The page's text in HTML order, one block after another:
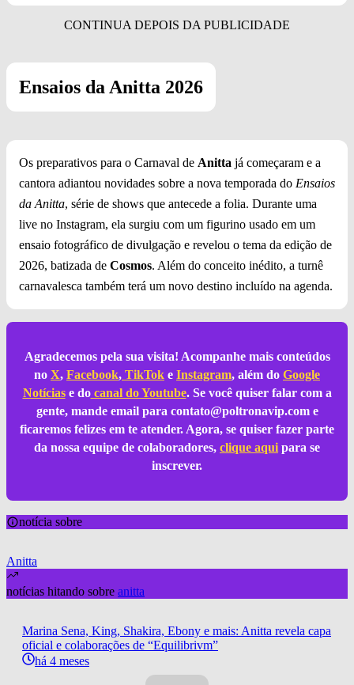
Ensaios da Anitta 2026
Os preparativos para o Carnaval de Anitta já começaram e a
cantora adiantou novidades sobre a nova temporada do Ensaios
da Anitta, série de shows que antecede a folia. Durante uma
live no Instagram, ela surgiu com um figurino usado em um
ensaio fotográfico de divulgação e revelou o tema da edição de
2026, batizada de Cosmos. Além do conceito inédito, a turnê
carnavalesca também terá um novo destino incluído na agenda.
Agradecemos pela sua visita! Acompanhe mais conteúdos
no X, Facebook, TikTok e Instagram, além do Google
Notíciase docanal do Youtube. Se você quiser falar com a
gente, mande email para contato@poltronavip.come
ficaremos felizes em te atender. Agora, se quiser fazer parte
da nossa equipe de colaboradores, clique aqui para se
inscrever.
notícia sobre
Anitta
notícias hitando sobre anitta
Marina Sena, King, Shakira, Ebony e mais: Anitta revela capa
oficial e colaborações de “Equilibrivm”
há 4 meses